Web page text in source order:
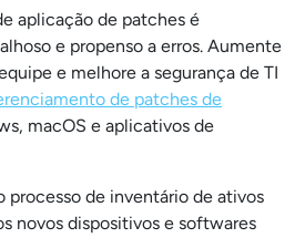
aplicação de patches é
e propenso a erros. Aumente
e melhore a segurança de TI
de patches de
macOS e aplicativos de
processo de inventário de ativos
novos dispositivos e softwares